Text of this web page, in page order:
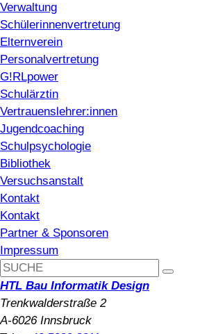
Verwaltung
Schülerinnenvertretung
Elternverein
Personalvertretung
G!RLpower
Schulärztin
Vertrauenslehrer:innen
Jugendcoaching
Schulpsychologie
Bibliothek
Versuchsanstalt
Kontakt
Kontakt
Partner & Sponsoren
Impressum
HTL Bau Informatik Design
Trenkwalderstraße 2
A-6026 Innsbruck